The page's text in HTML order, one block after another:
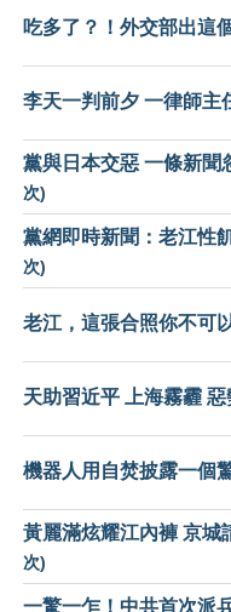
吃多了？！外交部出這
李天一判前夕 一律師主
黨與日本交惡 一條新聞
次)
黨網即時新聞：老江性
次)
老江，這張合照你不可
天助習近平 上海霧霾
機器人用自焚披露一個
黃麗滿炫耀江內褲 京城
次)
一驚一乍！中共首次派